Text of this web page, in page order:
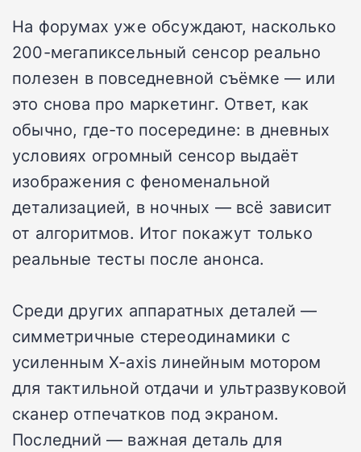
На форумах уже обсуждают, насколько
200-мегапиксельный сенсор реально
полезен в повседневной съёмке — или
это снова про маркетинг. Ответ, как
обычно, где-то посередине: в дневных
условиях огромный сенсор выдаёт
изображения с феноменальной
детализацией, в ночных — всё зависит
от алгоритмов. Итог покажут только
реальные тесты после анонса.
Среди других аппаратных деталей —
симметричные стереодинамики с
усиленным X-axis линейным мотором
для тактильной отдачи и ультразвуковой
сканер отпечатков под экраном.
Последний — важная деталь для